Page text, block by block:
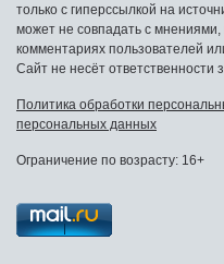
только с гиперссылкой на
может не совпадать с
комментариях пользователей
Сайт не несёт ответственности
Политика обработки
персональных данных
Ограничение по возрасту: 16+